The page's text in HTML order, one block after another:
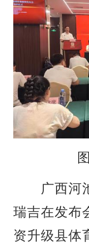
广西河池
瑞吉在发布
资升级县体